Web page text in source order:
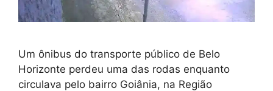
Um ônibus do transporte público de Belo
Horizonte perdeu uma das rodas enquanto
circulava pelo bairro Goiânia, na Região